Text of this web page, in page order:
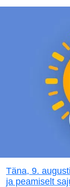
Täna, 9.
ja peamiselt